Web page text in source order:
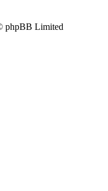
phpBB Limited